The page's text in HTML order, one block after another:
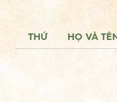
THỨ HỌ VÀ